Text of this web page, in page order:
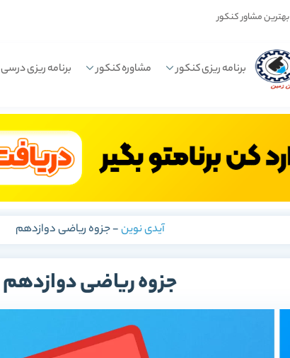
بهترین مشاور کنکور
برنامه ریزی کنکور مشاوره کنکور برنامه ریزی درسی
آیدی نوین-جزوه ریاضی دوازدهم
جزوه ریاضی دوازدهم